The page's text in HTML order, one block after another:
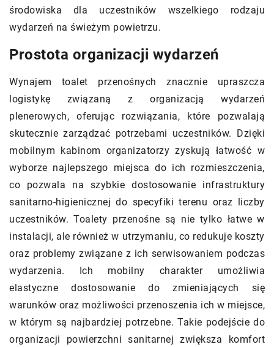
środowiska dla uczestników wszelkiego rodzaju
wydarzeń na świeżym powietrzu.
Prostota organizacji wydarzeń
Wynajem toalet przenośnych znacznie upraszcza
logistykę związaną z organizacją wydarzeń
plenerowych, oferując rozwiązania, które pozwalają
skutecznie zarządzać potrzebami uczestników. Dzięki
mobilnym kabinom organizatorzy zyskują łatwość w
wyborze najlepszego miejsca do ich rozmieszczenia,
co pozwala na szybkie dostosowanie infrastruktury
sanitarno-higienicznej do specyfiki terenu oraz liczby
uczestników. Toalety przenośne są nie tylko łatwe w
instalacji, ale również w utrzymaniu, co redukuje koszty
oraz problemy związane z ich serwisowaniem podczas
wydarzenia. Ich mobilny charakter umożliwia
elastyczne dostosowanie do zmieniających się
warunków oraz możliwości przenoszenia ich w miejsce,
w którym są najbardziej potrzebne. Takie podejście do
organizacji powierzchni sanitarnej zwiększa komfort